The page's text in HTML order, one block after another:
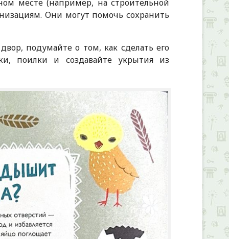
месте (например, на строительной
Они могут помочь сохранить
подумайте о том, как сделать его
поилки и создавайте укрытия из